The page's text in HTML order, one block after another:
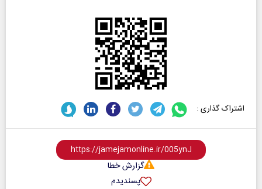
اشتراک گذاری :
گزارش خطا
پسندیدم